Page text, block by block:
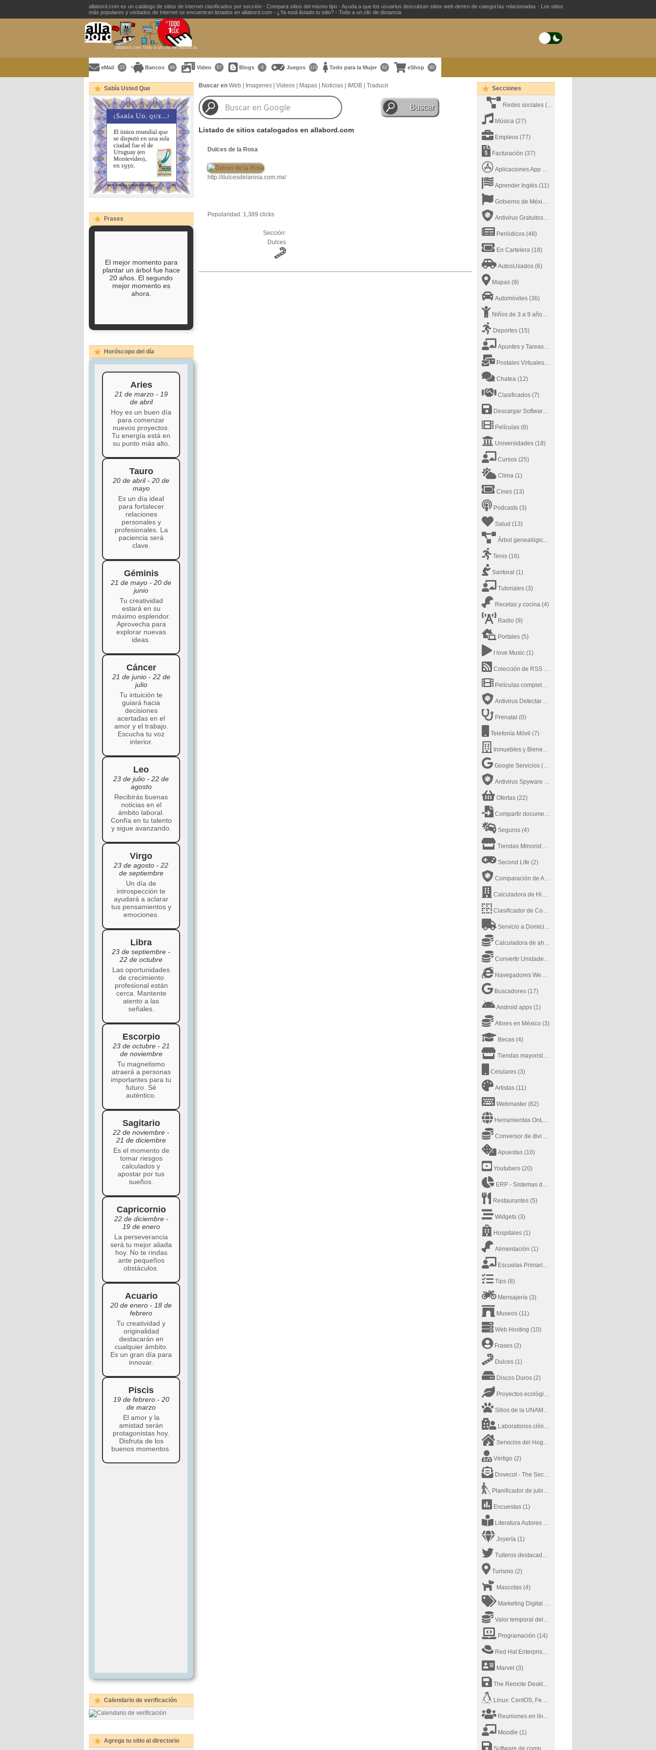
allabord.com es un catálogo de sitios de Internet clasificados por sección - Compara sitios del mismo tipo - Ayuda a que los usuarios descubran sitios web dentro de categorías relacionadas - Los sitios
más populares y visitados de Internet se encuentran listados en allabord.com - ¿Ya está listado tu sitio? - Todo a un clic de distancia
allabord.com Todo a un clic de distancia
eMail 23 Bancos 44 Video 67 Blogs 8 Juegos 121 Todo para la Mujer 62 eShop 80
Secciones
Redes sociales (26)
Música (27)
Empleos (77)
Facturación (37)
Aplicaciones App Store
Aprender Inglés (11)
Gobierno de México
Antivirus Gratuitos(19)
Periódicos (48)
En Cartelera (18)
AutosUsados (6)
Mapas (9)
Automóviles (36)
Niños de 3 a 9 años (17)
Deportes (15)
Apuntes y Tareas(38)
Postales Virtuales(9)
Chatea (12)
Clasificados (7)
Descargar Software (8)
Películas (8)
Universidades (18)
Cursos (25)
Clima (1)
Cines (13)
Podcasts (3)
Salud (13)
Árbol genealógico (1)
Tenis (16)
Santoral (1)
Tutoriales (3)
Recetas y cocina (4)
Radio (9)
Portales (5)
I love Music (1)
Colección de RSS
Películas completas en Youtube
Antivirus Detectar Archivo
Prenatal (0)
Telefonía Móvil (7)
Inmuebles y Bienes Raíces
Google Servicios (25)
Antivirus Spyware
Ofertas (22)
Compartir documentos online
Seguros (4)
Tiendas Minoristas
Second Life (2)
Comparación de Antivirus
Calculadora de Hipotecas MSN
Clasificador de Contenido
Servicio a Domicilio
Calculadora de ahorros
Convertir Unidades Online
Navegadores Web de Internet
Buscadores (17)
Android apps (1)
Afores en México (3)
Becas (4)
Tiendas mayoristas
Celulares (3)
Artistas (11)
Webmaster (62)
Herramientas OnLine
Conversor de divisas
Apuestas (10)
Youtubers (20)
ERP - Sistemas de planificación de recursos empresariales - Enterprise Resource Planning
Restaurantes (5)
Widgets (3)
Hospitales (1)
Alimentación (1)
Escuelas Primarias
Tips (8)
Mensajería (3)
Museos (11)
Web Hosting (10)
Frases (2)
Dulces (1)
Discos Duros (2)
Proyectos ecológicos
Sitios de la UNAM (20)
Laboratorios clínicos
Servicios del Hogar
Vértigo (2)
Dovecot - The Secure IMAP server
Planificador de jubilación
Encuestas (1)
Literatura Autores
Joyería (1)
Tuiteros destacados
Turismo (2)
Mascotas (4)
Marketing Digital
Valor temporal del dinero
Programación (14)
Red Hat Enterprise Linux
Marvel (3)
The Remote Desktop Software
Linux: CentOS, Fedora, RedHat
Reuniones en línea
Moodle (1)
Software de computadora
Buscar en Web Imagenes Videos Mapas Noticias IMDB Traducir
Listado de sitios catalogados en allabord.com
Dulces de la Rosa
http://dulcesdelarosa.com.mx/
Popularidad: 1,389 clicks
Sección:
Dulces
Sabía Usted Que
Frases
El mejor momento para
plantar un árbol fue hace
20 años. El segundo
mejor momento es
ahora.
Horóscopo del día
Aries
21 de marzo - 19
de abril
Hoy es un buen día
para comenzar
nuevos proyectos.
Tu energía está en
su punto más alto.
Tauro
20 de abril - 20 de
mayo
Es un día ideal
para fortalecer
relaciones
personales y
profesionales. La
paciencia será
clave.
Géminis
21 de mayo - 20 de
junio
Tu creatividad
estará en su
máximo esplendor.
Aprovecha para
explorar nuevas
ideas.
Cáncer
21 de junio - 22 de
julio
Tu intuición te
guiará hacia
decisiones
acertadas en el
amor y el trabajo.
Escucha tu voz
interior.
Leo
23 de julio - 22 de
agosto
Recibirás buenas
noticias en el
ámbito laboral.
Confía en tu talento
y sigue avanzando.
Virgo
23 de agosto - 22
de septiembre
Un día de
introspección te
ayudará a aclarar
tus pensamientos y
emociones.
Libra
23 de septiembre -
22 de octubre
Las oportunidades
de crecimiento
profesional están
cerca. Mantente
atento a las
señales.
Escorpio
23 de octubre - 21
de noviembre
Tu magnetismo
atraerá a personas
importantes para tu
futuro. Sé
auténtico.
Sagitario
22 de noviembre -
21 de diciembre
Es el momento de
tomar riesgos
calculados y
apostar por tus
sueños.
Capricornio
22 de diciembre -
19 de enero
La perseverancia
será tu mejor aliada
hoy. No te rindas
ante pequeños
obstáculos.
Acuario
20 de enero - 18 de
febrero
Tu creatividad y
originalidad
destacarán en
cualquier ámbito.
Es un gran día para
innovar.
Piscis
19 de febrero - 20
de marzo
El amor y la
amistad serán
protagonistas hoy.
Disfruta de los
buenos momentos.
Calendario de verificación
Agrega tu sitio al directorio